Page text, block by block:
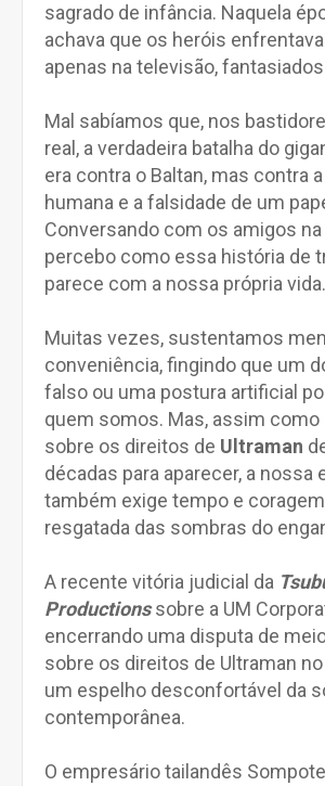
sagrado de infância. Naquela
achava que os heróis
apenas na televisão,
Mal sabíamos que, nos
real, a verdadeira batalha do
era contra o Baltan, mas contra
humana e a falsidade de um
Conversando com os amigos na
percebo como essa história de
parece com a nossa própria vida.
Muitas vezes, sustentamos
conveniência, fingindo que um
falso ou uma postura artificial
quem somos. Mas, assim como
sobre os direitos de Ultraman
décadas para aparecer, a nossa
também exige tempo e
resgatada das sombras do
A recente vitória judicial da
Productionssobre a UM
encerrando uma disputa de
sobre os direitos de Ultraman
um espelho desconfortável da
contemporânea.
O empresário tailandês Sompote